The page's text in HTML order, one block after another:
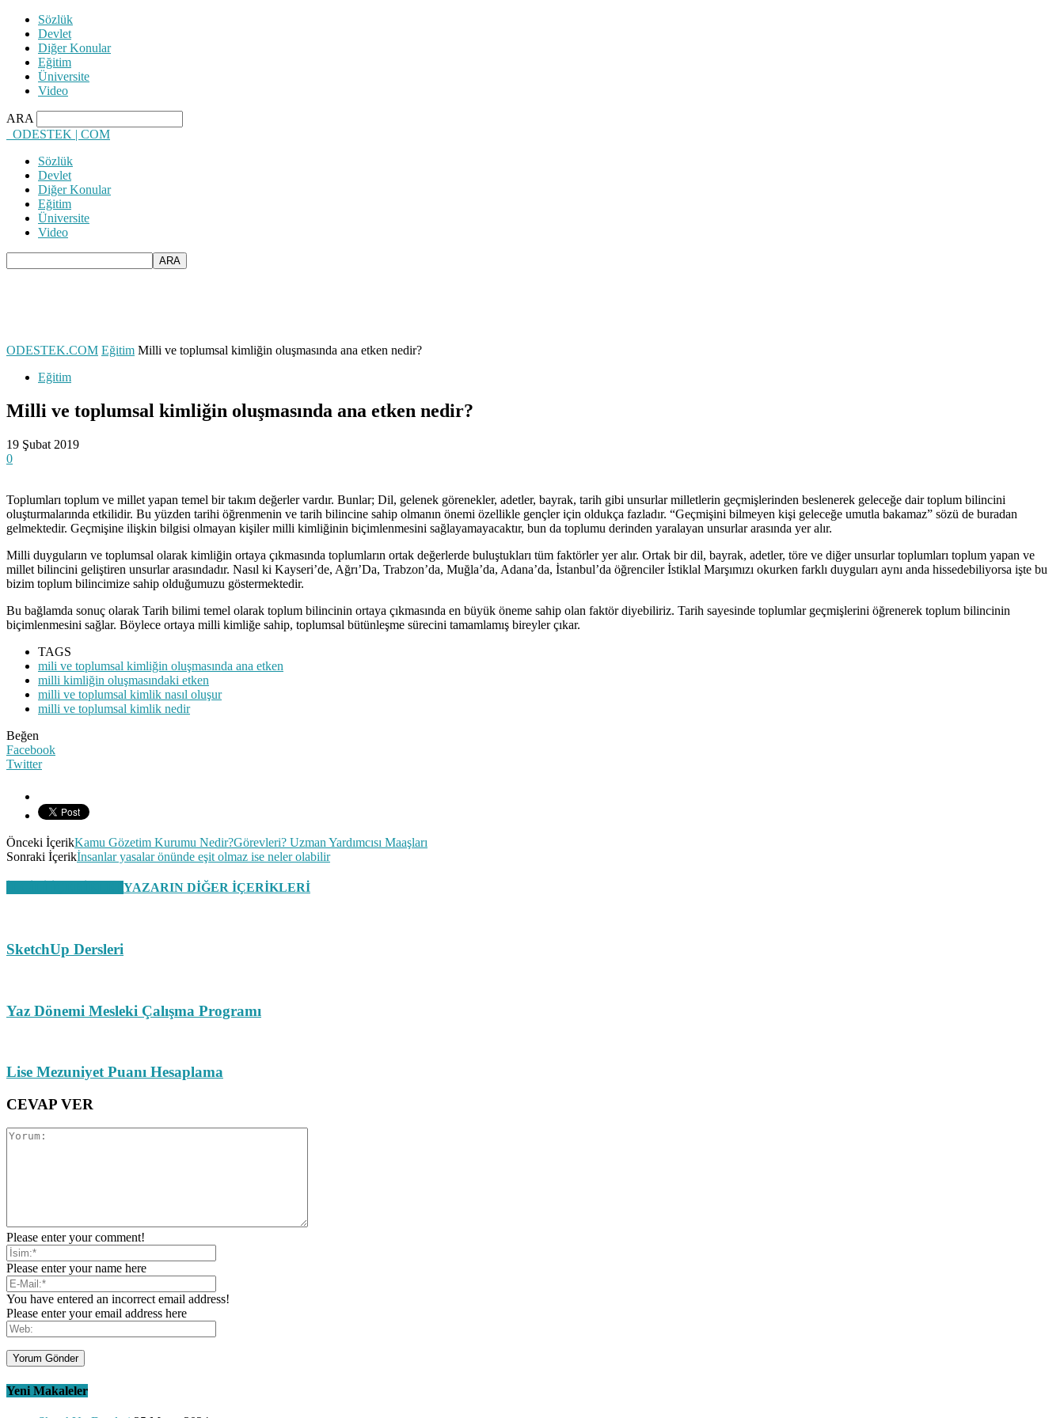
Sözlük
Devlet
Diğer Konular
Eğitim
Üniversite
Video
ARA
ODESTEK | COM
Sözlük
Devlet
Diğer Konular
Eğitim
Üniversite
Video
ODESTEK.COM Eğitim Milli ve toplumsal kimliğin oluşmasında ana etken nedir?
Eğitim
Milli ve toplumsal kimliğin oluşmasında ana etken nedir?
19 Şubat 2019
0
Toplumları toplum ve millet yapan temel bir takım değerler vardır. Bunlar; Dil, gelenek görenekler, adetler, bayrak, tarih gibi unsurlar milletlerin geçmişlerinden beslenerek geleceğe dair toplum bilincini
oluşturmalarında etkilidir. Bu yüzden tarihi öğrenmenin ve tarih bilincine sahip olmanın önemi özellikle gençler için oldukça fazladır. “Geçmişini bilmeyen kişi geleceğe umutla bakamaz” sözü de buradan
gelmektedir. Geçmişine ilişkin bilgisi olmayan kişiler milli kimliğinin biçimlenmesini sağlayamayacaktır, bun da toplumu derinden yaralayan unsurlar arasında yer alır.
Milli duyguların ve toplumsal olarak kimliğin ortaya çıkmasında toplumların ortak değerlerde buluştukları tüm faktörler yer alır. Ortak bir dil, bayrak, adetler, töre ve diğer unsurlar toplumları toplum yapan ve
millet bilincini geliştiren unsurlar arasındadır. Nasıl ki Kayseri’de, Ağrı’Da, Trabzon’da, Muğla’da, Adana’da, İstanbul’da öğrenciler İstiklal Marşımızı okurken farklı duyguları aynı anda hissedebiliyorsa işte bu
bizim toplum bilincimize sahip olduğumuzu göstermektedir.
Bu bağlamda sonuç olarak Tarih bilimi temel olarak toplum bilincinin ortaya çıkmasında en büyük öneme sahip olan faktör diyebiliriz. Tarih sayesinde toplumlar geçmişlerini öğrenerek toplum bilincinin
biçimlenmesini sağlar. Böylece ortaya milli kimliğe sahip, toplumsal bütünleşme sürecini tamamlamış bireyler çıkar.
TAGS
mili ve toplumsal kimliğin oluşmasında ana etken
milli kimliğin oluşmasındaki etken
milli ve toplumsal kimlik nasıl oluşur
milli ve toplumsal kimlik nedir
Beğen
Facebook
Twitter
Önceki İçerikKamu Gözetim Kurumu Nedir?Görevleri? Uzman Yardımcısı Maaşları
Sonraki İçerikİnsanlar yasalar önünde eşit olmaz ise neler olabilir
YAZARIN DİĞER İÇERİKLERİ
SketchUp Dersleri
Yaz Dönemi Mesleki Çalışma Programı
Lise Mezuniyet Puanı Hesaplama
CEVAP VER
Please enter your comment!
Please enter your name here
You have entered an incorrect email address!
Please enter your email address here
Yeni Makaleler